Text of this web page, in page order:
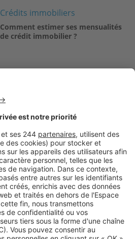
Crédits immobiliers
Comment estimer ses mensualités
de crédit immobilier ?